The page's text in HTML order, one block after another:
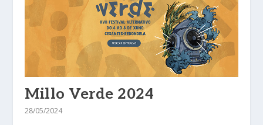
Millo Verde 2024
28/05/2024